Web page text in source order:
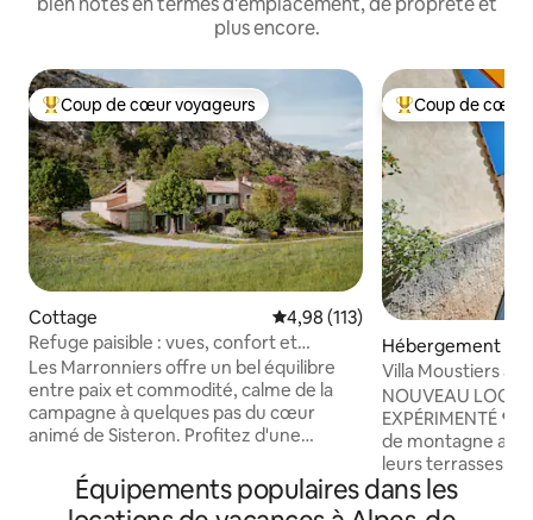
plus encore.
Coups de cœur voyageurs les plus appréciés
Coup de cœur voyageurs
Cottage Évaluation moyenne sur la
4,98 (113)
Refuge paisible : vues, confort et
charme
Les Marronniers offre un bel équilibre
entre paix et commodité, calme de la
campagne à quelques pas du cœur
animé de Sisteron. Profitez d'une
bien équipée avec une machine
Nespresso et des ustensiles de cuisine,
Coups de cœur
Coup de cœur
Hébergement
Villa Moustiers
NOUVEAU
EXPÉRIMENTÉ ​❤️​Vous aimez les villages
de montagne
leurs terrasses,
boutiques ? Vous
lavande, les
Équipements populaires dans les